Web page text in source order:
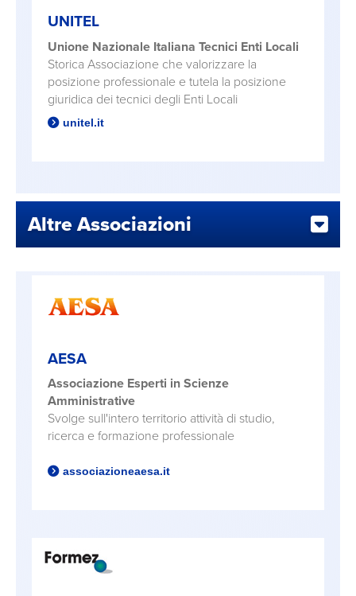
UNITEL
Unione Nazionale Italiana Tecnici Enti Locali
Storica Associazione che valorizzare la
posizione professionale e tutela la posizione
giuridica dei tecnici degli Enti Locali
unitel.it
Altre Associazioni
AESA
Associazione Esperti in Scienze
Amministrative
Svolge sull'intero territorio attività di studio,
ricerca e formazione professionale
associazioneaesa.it